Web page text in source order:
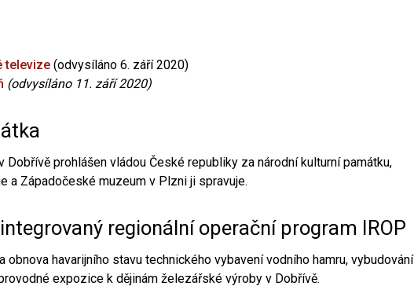
televize (odvysíláno 6. září 2020)
(odvysíláno 11. září 2020)
Dobřívě prohlášen vládou České republiky za národní kulturní památku,
a Západočeské muzeum v Plzni ji spravuje.
regionální operační program IROP
obnova havarijního stavu technického vybavení vodního hamru, vybudování
expozice k dějinám železářské výroby v Dobřívě.